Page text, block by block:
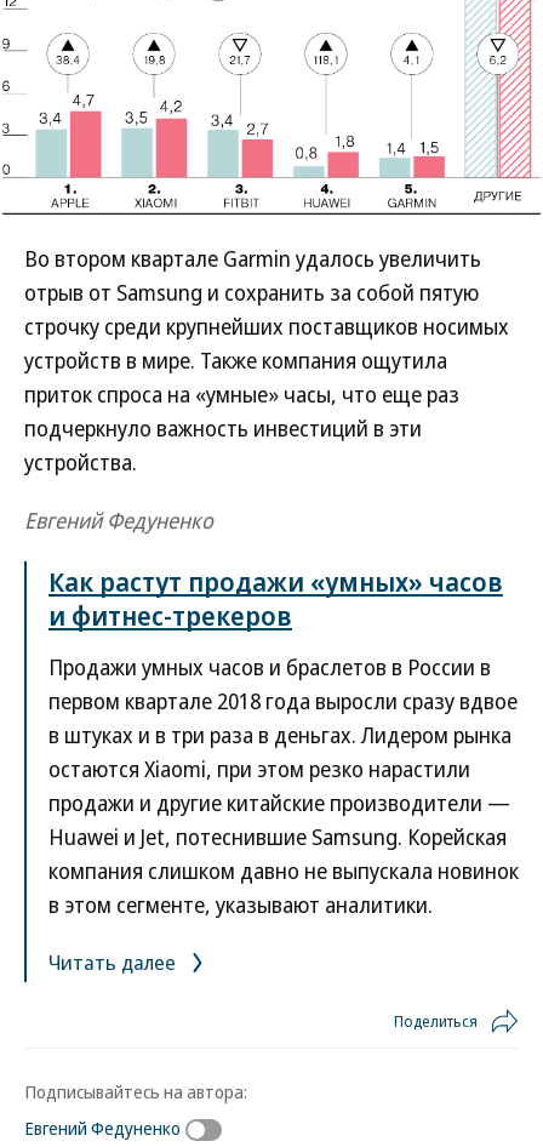
Во втором квартале Garmin удалось увеличить
отрыв от Samsung и сохранить за собой пятую
строчку среди крупнейших поставщиков носимых
устройств в мире. Также компания ощутила
приток спроса на «умные» часы, что еще раз
подчеркнуло важность инвестиций в эти
устройства.
Евгений Федуненко
Как растут продажи «умных» часов
и фитнес-трекеров
Продажи умных часов и браслетов в России в
первом квартале 2018 года выросли сразу вдвое
в штуках и в три раза в деньгах. Лидером рынка
остаются Xiaomi, при этом резко нарастили
продажи и другие китайские производители —
Huawei и Jet, потеснившие Samsung. Корейская
компания слишком давно не выпускала новинок
в этом сегменте, указывают аналитики.
Читать далее
Поделиться
Подписывайтесь на автора:
Евгений Федуненко